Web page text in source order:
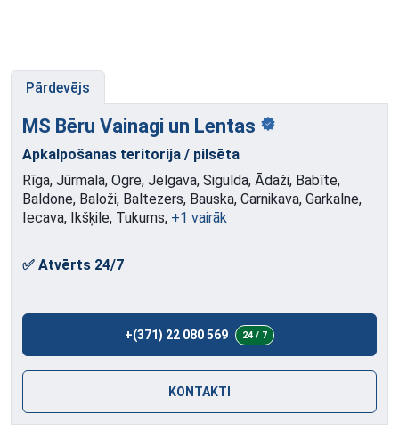
Pārdevējs
MS Bēru Vainagi un Lentas
Apkalpošanas teritorija / pilsēta
Rīga, Jūrmala, Ogre, Jelgava, Sigulda, Ādaži, Babīte,
Baldone, Baloži, Baltezers, Bauska, Carnikava, Garkalne,
Iecava, Ikšķile, Tukums, +1 vairāk
✅ Atvērts 24/7
+(371) 22 080 569 24 / 7
KONTAKTI